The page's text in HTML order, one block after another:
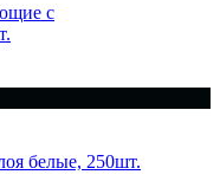
с
белые, 250шт.